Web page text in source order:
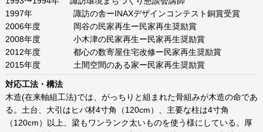
1997年 諏訪の舎ーINAXデザインコンテスト銅賞受賞
2006年度 岡谷の民家再生ー民家再生奨励賞
2008年度 小木津の民家再生ー民家再生奨励賞
2012年度 都心の数寄屋住宅改修ー民家再生奨励賞
2015年度 土間空間のある家ー民家再生奨励賞
対応工法・構法
木造(在来軸組工法)では、がっちりと組まれた骨組みが木造の命であ
る。土台、大引はヒバ材4寸角（120cm）、主要な柱は4寸角
（120cm）以上、梁もワンランク太いものを使う様にしている。厚